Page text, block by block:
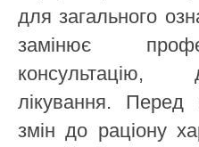
для загального
замінює
консультацію,
лікування. Перед
змін до раціону